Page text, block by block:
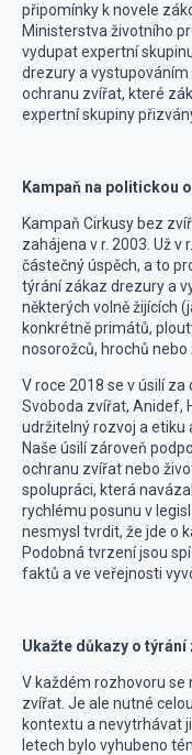
připomínky k novele
Ministerstva životního
vydupat expertní
drezury a
ochranu zvířat, které
expertní skupiny
Kampaň na politickou
Kampaň Cirkusy bez
zahájena v r. 2003. Už v
částečný úspěch, a to
týrání zákaz drezury a
některých volně žijících
konkrétně primátů,
nosorožců, hrochů nebo
V roce 2018 se v úsilí
Svoboda zvířat, Anidef,
udržitelný rozvoj a etiku
Naše úsilí zároveň
ochranu zvířat nebo
spolupráci, která
rychlému posunu v
nesmysl tvrdit, že jde o
Podobná tvrzení jsou
faktů a ve veřejnosti
Ukažte důkazy o týrání
V každém rozhovoru se
zvířat. Je ale nutné
kontextu a nevytrhávat
letech bylo vyhubeno